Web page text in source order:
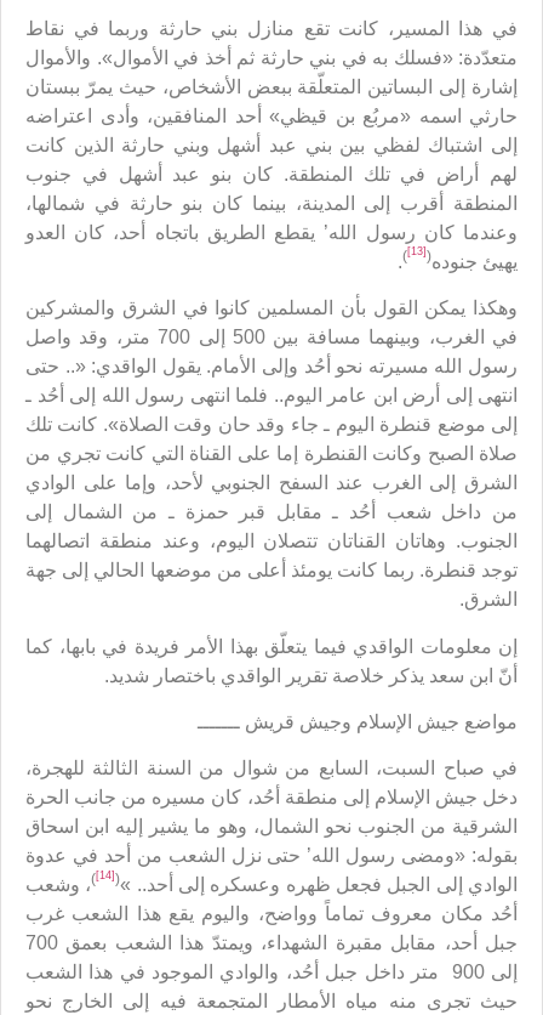
في هذا المسير، كانت تقع منازل بني حارثة وربما في نقاط
متعدّدة: «فسلك به في بني حارثة ثم أخذ في الأموال». والأموال
إشارة إلى البساتين المتعلّقة ببعض الأشخاص، حيث يمرّ ببستان
حارثي اسمه «مربُع بن قيظي» أحد المنافقين، وأدى اعتراضه
إلى اشتباك لفظي بين بني عبد أشهل وبني حارثة الذين كانت
لهم أراض في تلك المنطقة. كان بنو عبد أشهل في جنوب
المنطقة أقرب إلى المدينة، بينما كان بنو حارثة في شمالها،
وعندما كان رسول الله’ يقطع الطريق باتجاه أحد، كان العدو
يهيئ جنوده(
[13]
)
.
وهكذا يمكن القول بأن المسلمين كانوا في الشرق والمشركين
في الغرب، وبينهما مسافة بين 500 إلى 700 متر، وقد واصل
رسول الله مسيرته نحو أحُد وإلى الأمام. يقول الواقدي: «.. حتى
انتهى إلى أرض ابن عامر اليوم.. فلما انتهى رسول الله إلى أحُد ـ
إلى موضع قنطرة اليوم ـ جاء وقد حان وقت الصلاة». كانت تلك
صلاة الصبح وكانت القنطرة إما على القناة التي كانت تجري من
الشرق إلى الغرب عند السفح الجنوبي لأحد، وإما على الوادي
من داخل شعب أحُد ـ مقابل قبر حمزة ـ من الشمال إلى
الجنوب. وهاتان القناتان تتصلان اليوم، وعند منطقة اتصالهما
توجد قنطرة. ربما كانت يومئذ أعلى من موضعها الحالي إلى جهة
الشرق.
إن معلومات الواقدي فيما يتعلّق بهذا الأمر فريدة في بابها، كما
أنّ ابن سعد يذكر خلاصة تقرير الواقدي باختصار شديد.
مواضع جيش الإسلام وجيش قريش ـــــــ
في صباح السبت، السابع من شوال من السنة الثالثة للهجرة،
دخل جيش الإسلام إلى منطقة أحُد، كان مسيره من جانب الحرة
الشرقية من الجنوب نحو الشمال، وهو ما يشير إليه ابن اسحاق
بقوله: «ومضى رسول الله’ حتى نزل الشعب من أحد في عدوة
الوادي إلى الجبل فجعل ظهره وعسكره إلى أحد.. »(
[14]
)، وشعب
أحُد مكان معروف تماماً وواضح، واليوم يقع هذا الشعب غرب
جبل أحد، مقابل مقبرة الشهداء، ويمتدّ هذا الشعب بعمق 700
إلى 900 متر داخل جبل أحُد، والوادي الموجود في هذا الشعب
حيث تجرى منه مياه الأمطار المتجمعة فيه إلى الخارج نحو